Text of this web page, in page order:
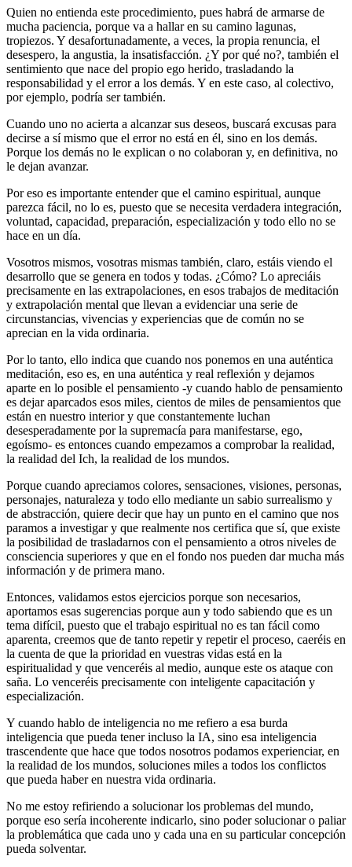
Quien no entienda este procedimiento, pues habrá de armarse de
mucha paciencia, porque va a hallar en su camino lagunas,
tropiezos. Y desafortunadamente, a veces, la propia renuncia, el
desespero, la angustia, la insatisfacción. ¿Y por qué no?, también el
sentimiento que nace del propio ego herido, trasladando la
responsabilidad y el error a los demás. Y en este caso, al colectivo,
por ejemplo, podría ser también.
Cuando uno no acierta a alcanzar sus deseos, buscará excusas para
decirse a sí mismo que el error no está en él, sino en los demás.
Porque los demás no le explican o no colaboran y, en definitiva, no
le dejan avanzar.
Por eso es importante entender que el camino espiritual, aunque
parezca fácil, no lo es, puesto que se necesita verdadera integración,
voluntad, capacidad, preparación, especialización y todo ello no se
hace en un día.
Vosotros mismos, vosotras mismas también, claro, estáis viendo el
desarrollo que se genera en todos y todas. ¿Cómo? Lo apreciáis
precisamente en las extrapolaciones, en esos trabajos de meditación
y extrapolación mental que llevan a evidenciar una serie de
circunstancias, vivencias y experiencias que de común no se
aprecian en la vida ordinaria.
Por lo tanto, ello indica que cuando nos ponemos en una auténtica
meditación, eso es, en una auténtica y real reflexión y dejamos
aparte en lo posible el pensamiento -y cuando hablo de pensamiento
es dejar aparcados esos miles, cientos de miles de pensamientos que
están en nuestro interior y que constantemente luchan
desesperadamente por la supremacía para manifestarse, ego,
egoísmo- es entonces cuando empezamos a comprobar la realidad,
la realidad del Ich, la realidad de los mundos.
Porque cuando apreciamos colores, sensaciones, visiones, personas,
personajes, naturaleza y todo ello mediante un sabio surrealismo y
de abstracción, quiere decir que hay un punto en el camino que nos
paramos a investigar y que realmente nos certifica que sí, que existe
la posibilidad de trasladarnos con el pensamiento a otros niveles de
consciencia superiores y que en el fondo nos pueden dar mucha más
información y de primera mano.
Entonces, validamos estos ejercicios porque son necesarios,
aportamos esas sugerencias porque aun y todo sabiendo que es un
tema difícil, puesto que el trabajo espiritual no es tan fácil como
aparenta, creemos que de tanto repetir y repetir el proceso, caeréis en
la cuenta de que la prioridad en vuestras vidas está en la
espiritualidad y que venceréis al medio, aunque este os ataque con
saña. Lo venceréis precisamente con inteligente capacitación y
especialización.
Y cuando hablo de inteligencia no me refiero a esa burda
inteligencia que pueda tener incluso la IA, sino esa inteligencia
trascendente que hace que todos nosotros podamos experienciar, en
la realidad de los mundos, soluciones miles a todos los conflictos
que pueda haber en nuestra vida ordinaria.
No me estoy refiriendo a solucionar los problemas del mundo,
porque eso sería incoherente indicarlo, sino poder solucionar o paliar
la problemática que cada uno y cada una en su particular concepción
pueda solventar.